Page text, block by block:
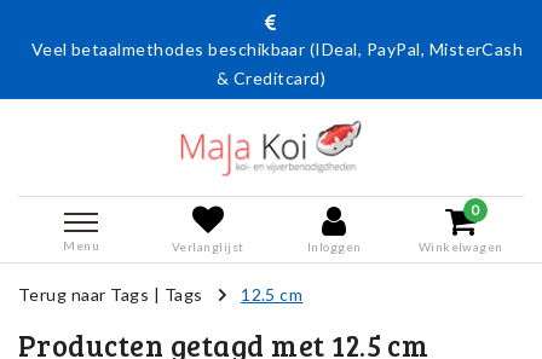
Veel betaalmethodes beschikbaar (IDeal, PayPal, MisterCash
& Creditcard)
Menu Verlanglijst Inloggen
0
Winkelwagen
Terug naar Tags | Tags 12.5 cm
Producten getagd met 12.5 cm